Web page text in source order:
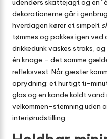
udendørs skattejagt og en
dekorationerne går i
hverdagen kører et simpelt
tømmes og pakkes igen ved
drikkedunk vaskes straks,
én knage – det samme
refleksvest. Når gæster
oprydning: et hurtigt ti-
glas og en kande koldt
velkommen-stemning uden
interiørudstilling.